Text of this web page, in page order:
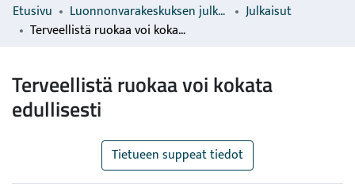
Etusivu Luonnonvarakeskuksen julkaisut
Julkaisut
Terveellistä ruokaa voi kokata edullisesti
Terveellistä ruokaa voi kokata
edullisesti
Tietueen suppeat tiedot